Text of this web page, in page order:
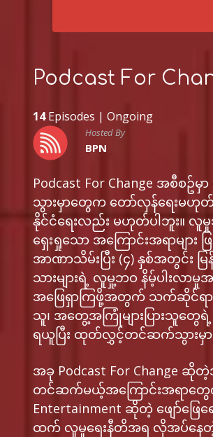
Podcast For
14Episodes |Ongoing
Hosted By
BPN
Podcast For Change အစီစဥ်
သွားမှာတွေက တော်လှန်ရေးမဟု
နိုင်ငံရေးလည်း မဟုတ်ပါဘူး။
ရှေးရှုသော အကြောင်းအရာများ
အာဏာသိမ်းပြီး (၄) နှစ်အတွင်း မ
သားများရဲ့ လူမှု့ဘဝ နိမ့်ပါးလာမှုအ
အဖြေရှာကြဖို့အတွက် သက်ဆိုင်ရာ
သူ၊ အတွေ့အကြုံများပြားသူတွ
ရယူပြီး ထုတ်လွှင့်တင်ဆက်သွားမှာ
အခု Podcast For Change
တင်ဆက်မယ့်အကြောင်းအရာတွ
Entertainment ဆိုတဲ့ ဖျော်ဖြေ
ထက် လူမှုရေးနီတိအရ လိုအပ်နေ